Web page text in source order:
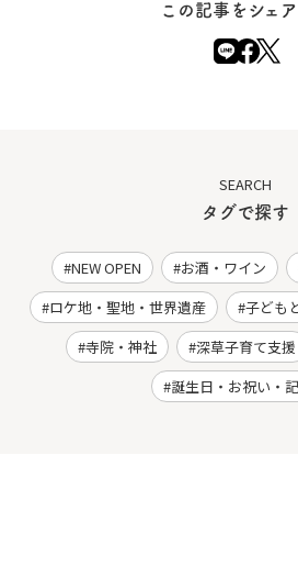
この記事をシェ
SEARCH
タグで探す
NEW OPEN お酒・ワイン
ロケ地・聖地・世界遺産
子ども
寺院・神社
深草子育て支援
誕生日・お祝い・